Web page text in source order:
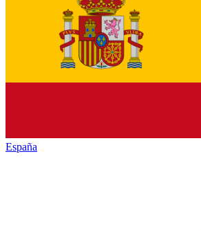
España